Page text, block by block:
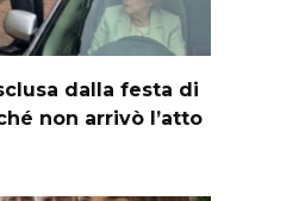
dalla festa di
non arrivò l’atto